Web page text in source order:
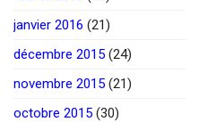
janvier 2016 (21)
décembre 2015 (24)
novembre 2015 (21)
octobre 2015 (30)